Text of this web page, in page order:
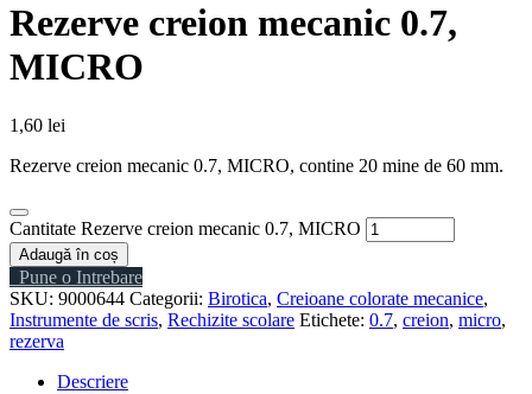
Rezerve creion mecanic 0.7,
MICRO
1,60 lei
Rezerve creion mecanic 0.7, MICRO, contine 20 mine de 60 mm.
Cantitate Rezerve creion mecanic 0.7, MICRO
Adaugă în coș
Pune o Intrebare
SKU: 9000644 Categorii: Birotica, Creioane colorate mecanice,
Instrumente de scris, Rechizite scolare Etichete: 0.7, creion, micro,
rezerva
Descriere